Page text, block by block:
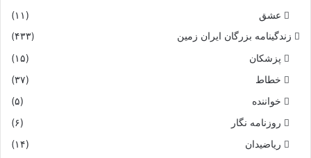
بدیده در آوردى از درد نم‏
من اینک همى با تو آیم براه
کنم جنگ با شاه توران سپاه‏
بدان تا ز بهر چه آزاردت
عشق
(۱۱)
زندگینامه بزرگان ایران زمین (۴۳۳)
پزشکان
(۱۵)
خطاط
(۳۷)
خواننده
(۵)
روزنامه نگار
(۶)
ریاضیدان
(۱۴)